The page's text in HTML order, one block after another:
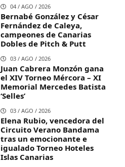
04 / AGO / 2026
Bernabé González y César
Fernández de Caleya,
campeones de Canarias
Dobles de Pitch & Putt
03 / AGO / 2026
Juan Cabrera Monzón gana
el XIV Torneo Mércora – XI
Memorial Mercedes Batista
‘Selles’
03 / AGO / 2026
Elena Rubio, vencedora del
Circuito Verano Bandama
tras un emocionante e
igualado Torneo Hoteles
Islas Canarias